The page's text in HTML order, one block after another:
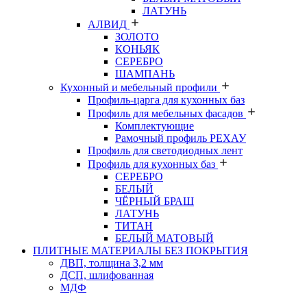
ЛАТУНЬ
АЛВИД
ЗОЛОТО
КОНЬЯК
СЕРЕБРО
ШАМПАНЬ
Кухонный и мебельный профили
Профиль-царга для кухонных баз
Профиль для мебельных фасадов
Комплектующие
Рамочный профиль РЕХАУ
Профиль для светодиодных лент
Профиль для кухонных баз
СЕРЕБРО
БЕЛЫЙ
ЧЁРНЫЙ БРАШ
ЛАТУНЬ
ТИТАН
БЕЛЫЙ МАТОВЫЙ
ПЛИТНЫЕ МАТЕРИАЛЫ БЕЗ ПОКРЫТИЯ
ДВП, толщина 3,2 мм
ДСП, шлифованная
МДФ